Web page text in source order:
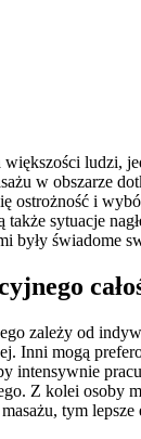
w obszarze
ostrożność i
sytuacje
świadome
zależy od
mogą
intensywnie
Z kolei osoby
tym